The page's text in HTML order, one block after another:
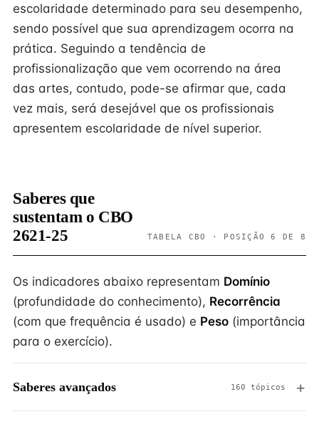
escolaridade determinado para seu desempenho,
sendo possível que sua aprendizagem ocorra na
prática. Seguindo a tendência de
profissionalização que vem ocorrendo na área
das artes, contudo, pode-se afirmar que, cada
vez mais, será desejável que os profissionais
apresentem escolaridade de nível superior.
Saberes que
sustentam o CBO
2621-25
TABELA CBO · POSIÇÃO 6 DE 8
Os indicadores abaixo representam Domínio
(profundidade do conhecimento), Recorrência
(com que frequência é usado) e Peso (importância
para o exercício).
Saberes avançados 160 tópicos